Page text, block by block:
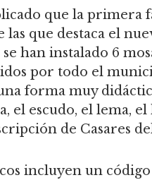
que la primera
las que destaca el
han instalado 6
por todo el
forma muy
el escudo, el lema,
de Casares
incluyen un